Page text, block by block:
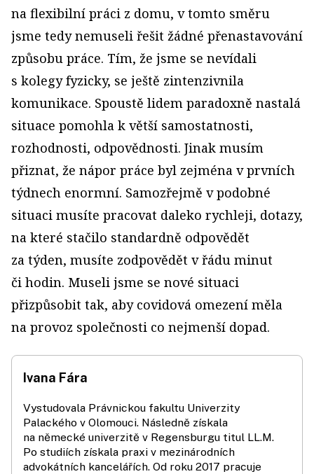
na flexibilní práci z domu, v tomto směru
jsme tedy nemuseli řešit žádné přenastavování
způsobu práce. Tím, že jsme se nevídali
s kolegy fyzicky, se ještě zintenzivnila
komunikace. Spoustě lidem paradoxně nastalá
situace pomohla k větší samostatnosti,
rozhodnosti, odpovědnosti. Jinak musím
přiznat, že nápor práce byl zejména v prvních
týdnech enormní. Samozřejmě v podobné
situaci musíte pracovat daleko rychleji, dotazy,
na které stačilo standardně odpovědět
za týden, musíte zodpovědět v řádu minut
či hodin. Museli jsme se nové situaci
přizpůsobit tak, aby covidová omezení měla
na provoz společnosti co nejmenší dopad.
Ivana Fára
Vystudovala Právnickou fakultu Univerzity
Palackého v Olomouci. Následně získala
na německé univerzitě v Regensburgu titul LL.M.
Po studiích získala praxi v mezinárodních
advokátních kancelářích. Od roku 2017 pracuje